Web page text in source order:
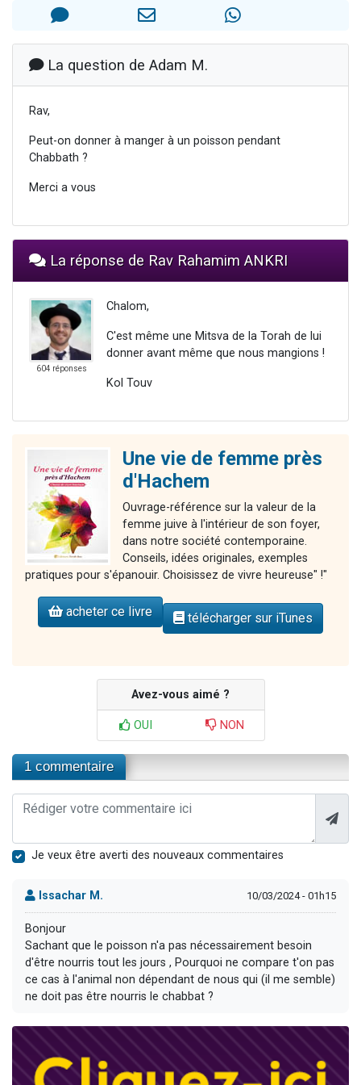
Odaya vient de donner son Maasser
13 personnes viennent de demander une bénédiction
La question de Adam M.
Rav,
Peut-on donner à manger à un poisson pendant
Chabbath ?
Merci a vous
La réponse de Rav Rahamim ANKRI
604 réponses
Chalom,
C'est même une Mitsva de la Torah de lui
donner avant même que nous mangions !
Kol Touv
Une vie de femme près
d'Hachem
Ouvrage-référence sur la valeur de la
femme juive à l'intérieur de son foyer,
dans notre société contemporaine.
Conseils, idées originales, exemples
pratiques pour s'épanouir. Choisissez de vivre heureuse" !"
acheter ce livre télécharger sur iTunes
Avez-vous aimé ?
OUI NON
1 commentaire
Je veux être averti des nouveaux commentaires
Issachar M. 10/03/2024 - 01h15
Bonjour
Sachant que le poisson n'a pas nécessairement besoin
d'être nourris tout les jours , Pourquoi ne compare t'on pas
ce cas à l'animal non dépendant de nous qui (il me semble)
ne doit pas être nourris le chabbat ?